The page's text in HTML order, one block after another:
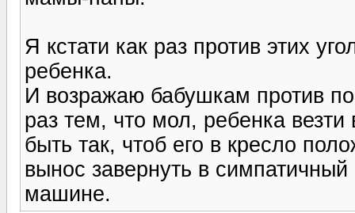
Я кстати как раз против этих
ребенка.
И возражаю бабушкам против
раз тем, что мол, ребенка
быть так, чтоб его в кресло
вынос завернуть в
машине.